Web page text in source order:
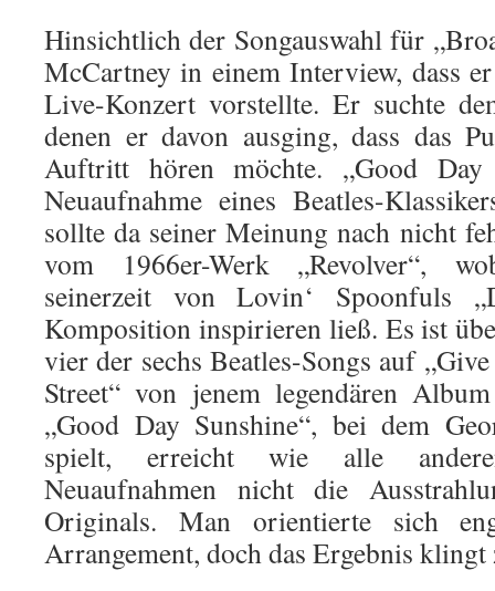
Hinsichtlich der Songauswahl für
McCartney in einem Interview, dass
Live-Konzert vorstellte. Er suchte
denen er davon ausging, dass das
Auftritt hören möchte. „Good Day
Neuaufnahme eines Beatles-
sollte da seiner Meinung nach nicht
vom 1966er-Werk „Revolver“,
seinerzeit von Lovin‘ Spoonfuls
Komposition inspirieren ließ. Es ist
vier der sechs Beatles-Songs auf
Street“ von jenem legendären
„Good Day Sunshine“, bei dem
spielt, erreicht wie alle
Neuaufnahmen nicht die
Originals. Man orientierte sich
Arrangement, doch das Ergebnis